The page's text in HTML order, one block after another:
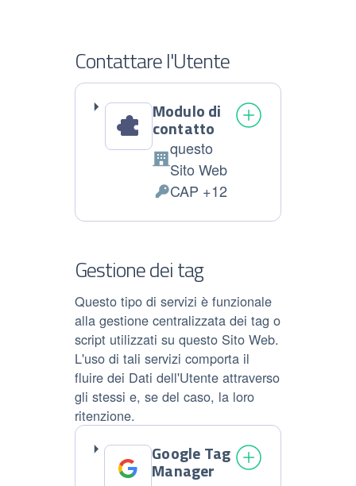
Contattare l'Utente
Modulo di
contatto
Azienda:
questo
Sito Web
Dati
Personali
CAP +12
Gestione dei tag
Questo tipo di servizi è funzionale
alla gestione centralizzata dei tag o
script utilizzati su questo Sito Web.
L'uso di tali servizi comporta il
fluire dei Dati dell'Utente attraverso
gli stessi e, se del caso, la loro
ritenzione.
Google Tag
Manager